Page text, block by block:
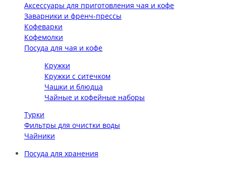
Аксессуары для приготовления чая и кофе
Заварники и френч-прессы
Кофеварки
Кофемолки
Посуда для чая и кофе
Кружки
Кружки с ситечком
Чашки и блюдца
Чайные и кофейные наборы
Турки
Фильтры для очистки воды
Чайники
Посуда для хранения